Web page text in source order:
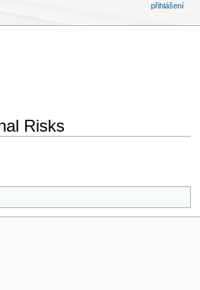
Risks
přihlášení